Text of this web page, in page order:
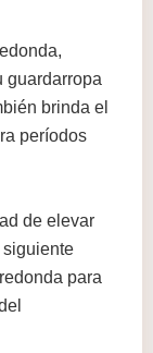
guardarropa
brinda el
períodos
de elevar
para